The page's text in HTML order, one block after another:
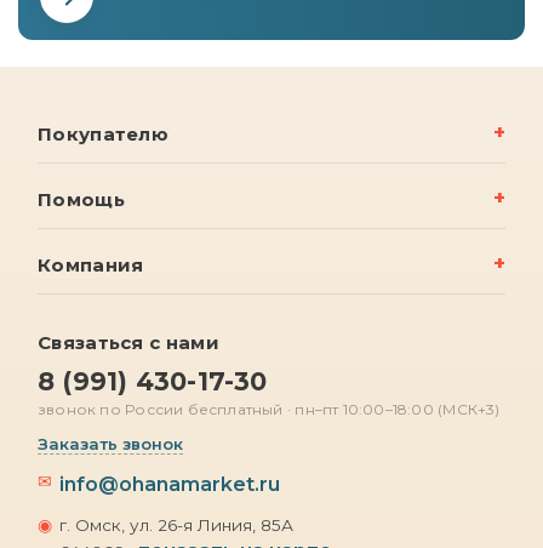
Покупателю
Помощь
Компания
Связаться с нами
8 (991) 430-17-30
звонок по России бесплатный · пн–пт 10:00–18:00 (МСК+3)
Заказать звонок
✉ info@ohanamarket.ru
◉ г. Омск, ул. 26-я Линия, 85А